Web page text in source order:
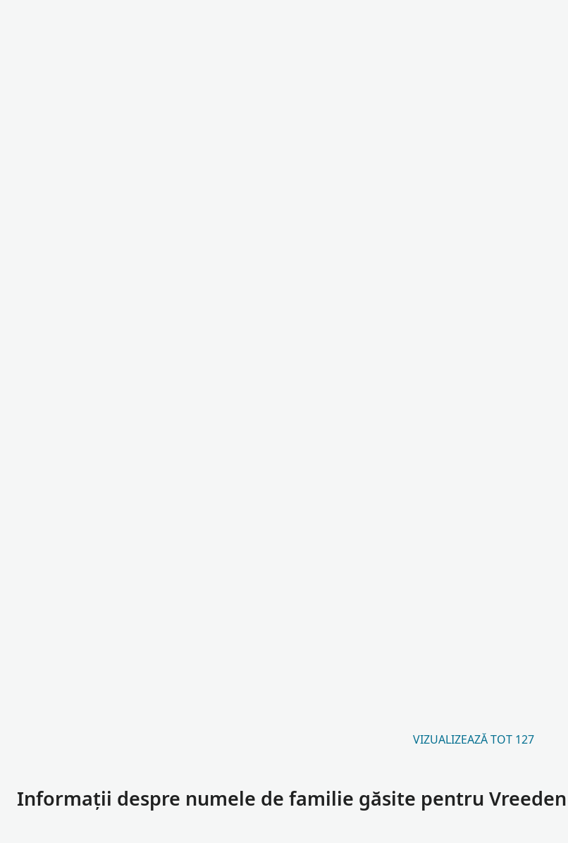
VIZUALIZEAZĂ TOT 127
Informații despre numele de familie găsite pentru Vreeden